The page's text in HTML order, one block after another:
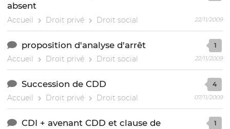
absent
Accueil Droit privé Droit social 22/11/2009
proposition d'analyse d'arrêt
Accueil Droit privé Droit social
1
22/11/2009
Succession de CDD
Accueil Droit privé Droit social
4
07/11/2009
CDI + avenant CDD et clause de
1